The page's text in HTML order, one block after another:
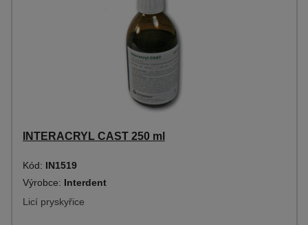
INTERACRYL CAST 250 ml
Kód: IN1519
Výrobce: Interdent
Licí pryskyřice